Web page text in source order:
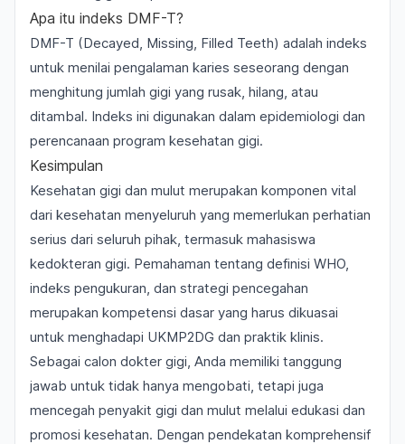
Apa itu indeks DMF-T?
DMF-T (Decayed, Missing, Filled Teeth) adalah indeks
untuk menilai pengalaman karies seseorang dengan
menghitung jumlah gigi yang rusak, hilang, atau
ditambal. Indeks ini digunakan dalam epidemiologi dan
perencanaan program kesehatan gigi.
Kesimpulan
Kesehatan gigi dan mulut merupakan komponen vital
dari kesehatan menyeluruh yang memerlukan perhatian
serius dari seluruh pihak, termasuk mahasiswa
kedokteran gigi. Pemahaman tentang definisi WHO,
indeks pengukuran, dan strategi pencegahan
merupakan kompetensi dasar yang harus dikuasai
untuk menghadapi UKMP2DG dan praktik klinis.
Sebagai calon dokter gigi, Anda memiliki tanggung
jawab untuk tidak hanya mengobati, tetapi juga
mencegah penyakit gigi dan mulut melalui edukasi dan
promosi kesehatan. Dengan pendekatan komprehensif